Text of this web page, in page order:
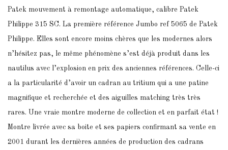
Patek mouvement à remontage automatique, calibre Patek
Philippe 315 SC. La première référence Jumbo ref 5065 de Patek
Philippe. Elles sont encore moins chères que les modernes alors
n’hésitez pas, le même phénomène s’est déjà produit dans les
nautilus avec l’explosion en prix des anciennes références. Celle-ci
a la particularité d’avoir un cadran au tritium qui a une patine
magnifique et recherchée et des aiguilles matching très très
rares. Une vraie montre moderne de collection et en parfait état !
Montre livrée avec sa boite et ses papiers confirmant sa vente en
2001 durant les dernières années de production des cadrans